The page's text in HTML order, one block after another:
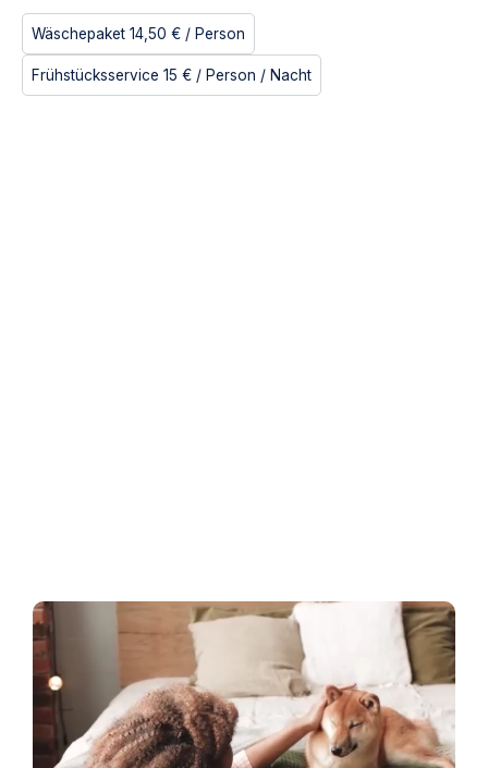
Wäschepaket 14,50 € / Person
Frühstücksservice 15 € / Person / Nacht